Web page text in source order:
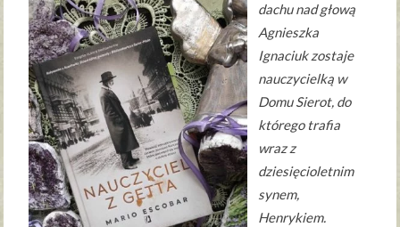
dachu nad głową
Agnieszka
Ignaciuk zostaje
nauczycielką w
Domu Sierot, do
którego trafia
wraz z
dziesięcioletnim
synem,
Henrykiem.